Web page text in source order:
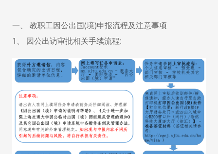
一、 教职工因公出国(境)申报流程及注意事项
1、 因公出访审批相关手续流程: